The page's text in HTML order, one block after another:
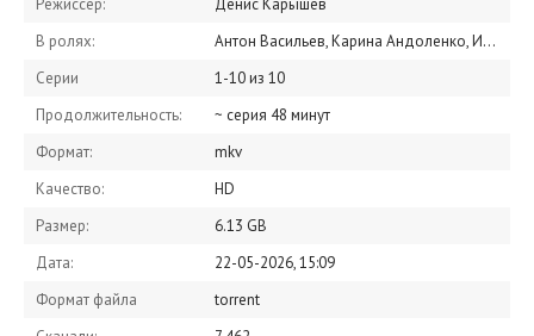
Режиссер:
Денис Карышев
В ролях:
Антон Васильев, Карина Андоленко, Игорь Верник, Григорий Верник, Анна Котова, Александр Устюгов, Роман Маякин, Максим Белбородов, Станислав Бондаренко, Владимир Виноградов
Серии
1-10 из 10
Продолжительность:
~ серия 48 минут
Формат:
mkv
Качество:
HD
Размер:
6.13 GB
Дата:
22-05-2026, 15:09
Формат файла
torrent